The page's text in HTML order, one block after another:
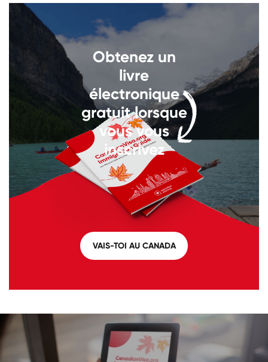
Obtenez un
livre
électronique
gratuit lorsque
vous vous
inscrivez
VAIS-TOI AU CANADA
Appelez-nous au+1 604 449
1200